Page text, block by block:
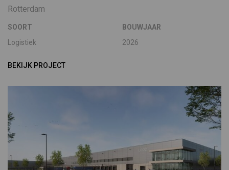
Rotterdam
SOORT
Logistiek
BOUWJAAR
2026
BEKIJK PROJECT